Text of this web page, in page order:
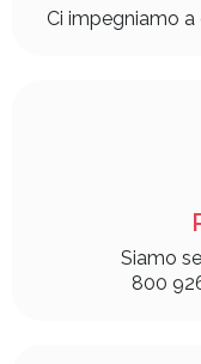
Ci impegniamo
Siamo
800